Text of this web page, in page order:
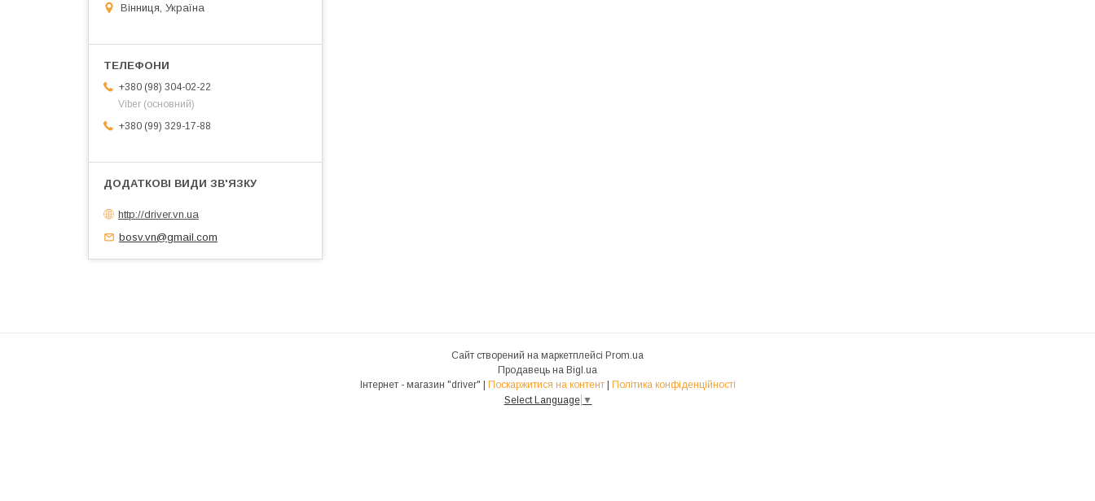
Вінниця, Україна
+380 (98) 304-02-22
Viber (основний)
+380 (99) 329-17-88
http://driver.vn.ua
bosv.vn@gmail.com
Сайт створений на маркетплейсі Prom.ua
Продавець на Bigl.ua
Інтернет - магазин "driver" | Поскаржитися на контент | Політика конфіденційності
Select Language ▼